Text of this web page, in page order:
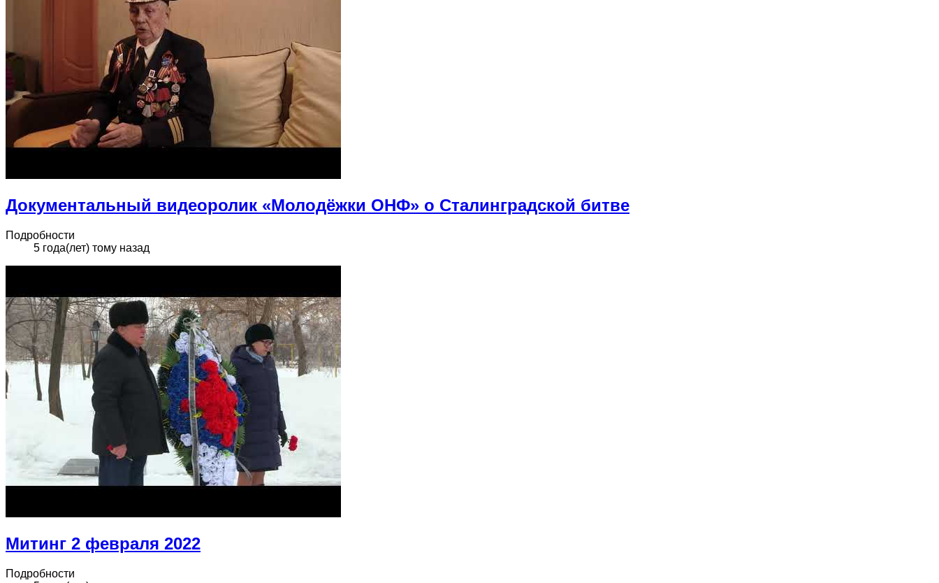
Документальный видеоролик «Молодёжки ОНФ» о Сталинградской битве
Подробности
5 года(лет) тому назад
Митинг 2 февраля 2022
Подробности